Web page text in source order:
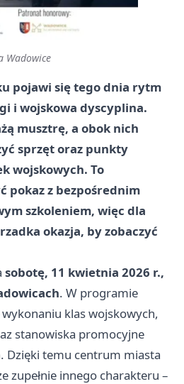
Wadowice
pojawi się tego dnia rytm
i wojskowa dyscyplina.
musztrę, a obok nich
sprzęt oraz punkty
wojskowych. To
pokaz z bezpośrednim
szkoleniem, więc dla
okazja, by zobaczyć
sobotę, 11 kwietnia 2026 r.,
. W programie
wykonaniu klas wojskowych,
stanowiska promocyjne
Dzięki temu centrum miasta
zupełnie innego charakteru –